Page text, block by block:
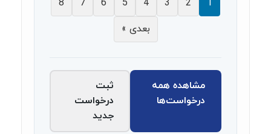
1
2
3
4
5
6
7
8
بعدی »
مشاهده همه
درخواست‌ها
ثبت
درخواست
جدید